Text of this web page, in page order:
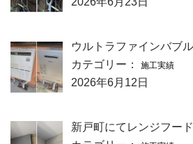
ウルトラファインバブ
カテゴリー：
施工実績
2026年6月12日
新戸町にてレンジフー